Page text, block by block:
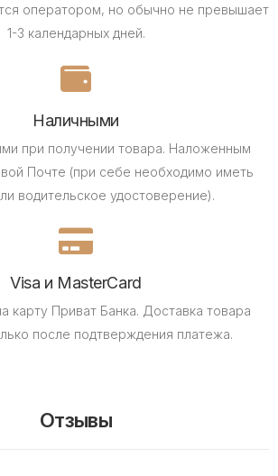
оператором, но обычно не превышает
1-3 календарных дней.
Наличными
при получении товара. Наложенным
Почте (при себе необходимо иметь
водительское удостоверение).
Visa и MasterCard
карту Приват Банка. Доставка товара
после подтверждения платежа.
Отзывы